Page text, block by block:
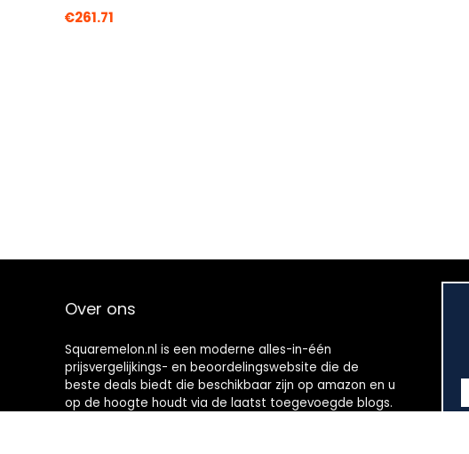
€261.71
Over ons
Squaremelon.nl is een moderne alles-in-één
prijsvergelijkings- en beoordelingswebsite die de
beste deals biedt die beschikbaar zijn op amazon en u
op de hoogte houdt via de laatst toegevoegde blogs.